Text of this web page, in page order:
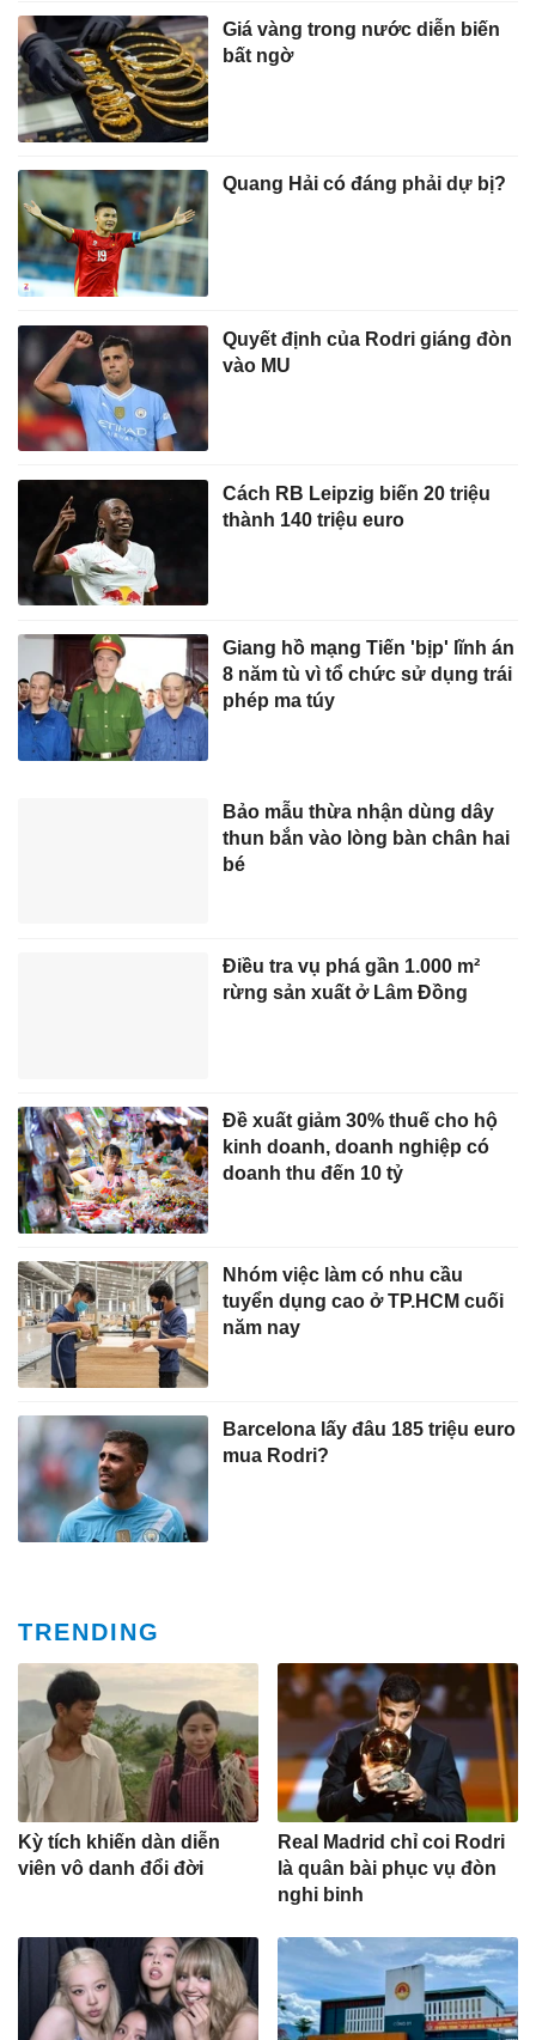
Giá vàng trong nước diễn biến
bất ngờ
Quang Hải có đáng phải dự bị?
Quyết định của Rodri giáng đòn
vào MU
Cách RB Leipzig biến 20 triệu
thành 140 triệu euro
Giang hồ mạng Tiến 'bịp' lĩnh án
8 năm tù vì tổ chức sử dụng trái
phép ma túy
Bảo mẫu thừa nhận dùng dây
thun bắn vào lòng bàn chân hai
bé
Điều tra vụ phá gần 1.000 m²
rừng sản xuất ở Lâm Đồng
Đề xuất giảm 30% thuế cho hộ
kinh doanh, doanh nghiệp có
doanh thu đến 10 tỷ
Nhóm việc làm có nhu cầu
tuyển dụng cao ở TP.HCM cuối
năm nay
Barcelona lấy đâu 185 triệu euro
mua Rodri?
TRENDING
Kỳ tích khiến dàn diễn
viên vô danh đổi đời
Real Madrid chỉ coi Rodri
là quân bài phục vụ đòn
nghi binh